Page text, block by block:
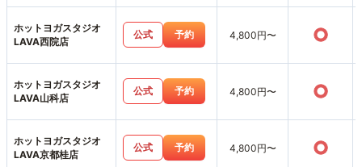
ホットヨガスタジオ
LAVA西院店
公式 予約 4,800円〜 ○
ホットヨガスタジオ
LAVA山科店
公式 予約 4,800円〜 ○
ホットヨガスタジオ
LAVA京都桂店
公式 予約 4,800円〜 ○